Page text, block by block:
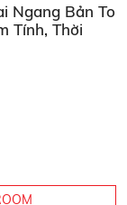
Ngang Bản To
Tính, Thời